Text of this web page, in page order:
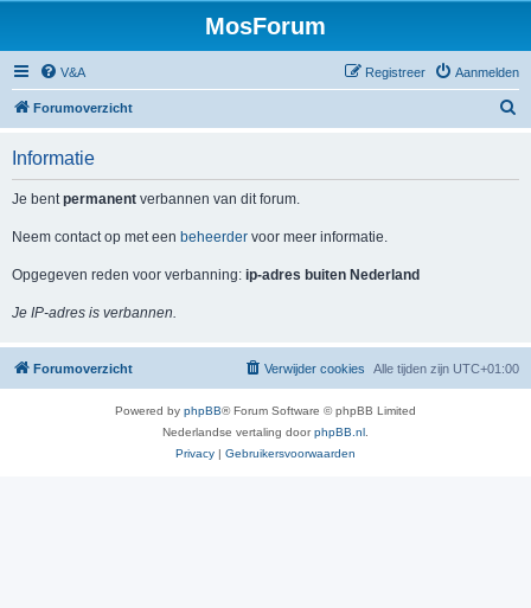
MosForum
V&A Aanmelden
Registreer
Forumoverzicht
Informatie
Je bentpermanent verbannen van dit forum.
Neem contact op met een beheerder voor meer informatie.
Opgegeven reden voor verbanning: ip-adres buiten Nederland
Je IP-adres is verbannen.
Forumoverzicht Alle tijden zijn UTC+01:00
Verwijder cookies
Powered by phpBB® Forum Software © phpBB Limited
Nederlandse vertaling doorphpBB.nl
Privacy | Gebruikersvoorwaarden